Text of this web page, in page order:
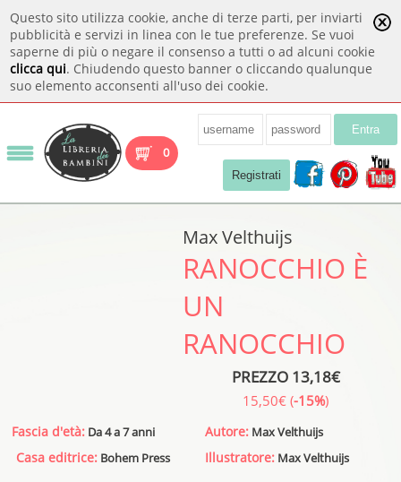
Questo sito utilizza cookie, anche di terze parti, per inviarti
pubblicità e servizi in linea con le tue preferenze. Se vuoi
saperne di più o negare il consenso a tutti o ad alcuni cookie
clicca qui. Chiudendo questo banner o cliccando qualunque
suo elemento acconsenti all'uso dei cookie.
0
Entra
Registrati
Max Velthuijs
RANOCCHIO È
UN
RANOCCHIO
PREZZO 13,18€
15,50€ (-15%)
Fascia d'età: Da 4 a 7 anni Autore: Max Velthuijs
Casa editrice: Bohem Press Illustratore: Max Velthuijs